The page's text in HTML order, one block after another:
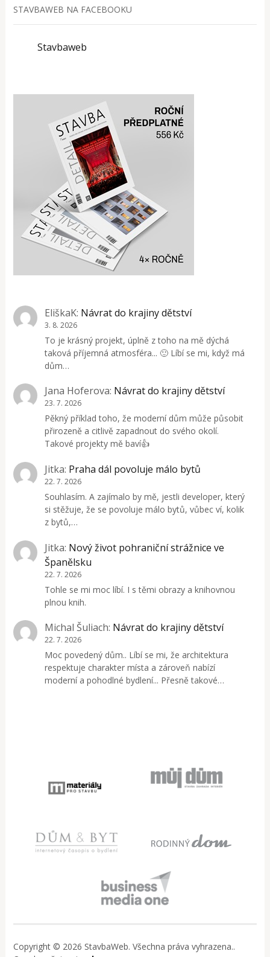
STAVBAWEB NA FACEBOOKU
Stavbaweb
EliškaK: Návrat do krajiny dětství
3. 8. 2026
To je krásný projekt, úplně z toho na mě dýchá
taková příjemná atmosféra... 🙂 Líbí se mi, když má
dům…
Jana Hoferova: Návrat do krajiny dětství
23. 7. 2026
Pěkný příklad toho, že moderní dům může působit
přirozeně a citlivě zapadnout do svého okolí.
Takové projekty mě baví👍
Jitka: Praha dál povoluje málo bytů
22. 7. 2026
Souhlasím. A zajímalo by mě, jestli developer, který
si stěžuje, že se povoluje málo bytů, vůbec ví, kolik
z bytů,…
Jitka: Nový život pohraniční strážnice ve
Španělsku
22. 7. 2026
Tohle se mi moc líbí. I s těmi obrazy a knihovnou
plnou knih.
Michal Šuliach: Návrat do krajiny dětství
22. 7. 2026
Moc povedený dům.. Líbí se mi, že architektura
respektuje charakter místa a zároveň nabízí
moderní a pohodlné bydlení... Přesně takové…
Copyright © 2026 StavbaWeb. Všechna práva vyhrazena..